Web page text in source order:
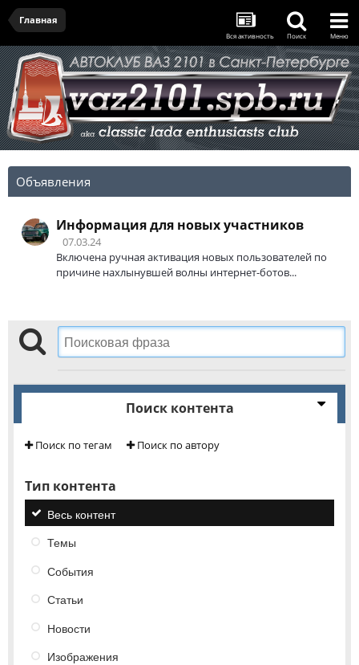
Главная
Вся активность Поиск Меню
Объявления
Информация для новых участников
07.03.24
Включена ручная активация новых пользователей по
причине нахлынувшей волны интернет-ботов...
Поиск контента
Поиск по тегам Поиск по автору
Тип контента
Весь контент
Темы
События
Статьи
Новости
Изображения